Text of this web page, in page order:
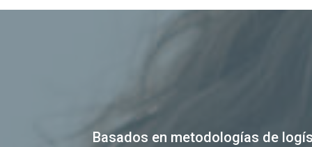
Basados en metodologías de